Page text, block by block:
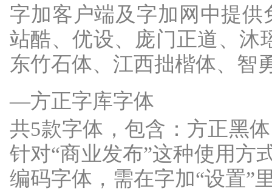
字加客户端及字加网中提
站酷、优设、庞门正道、沐
东竹石体、江西拙楷体、智
—方正字库字体
共5款字体，包含：方正黑
针对“商业发布”这种使用方
编码字体，需在字加“设置”